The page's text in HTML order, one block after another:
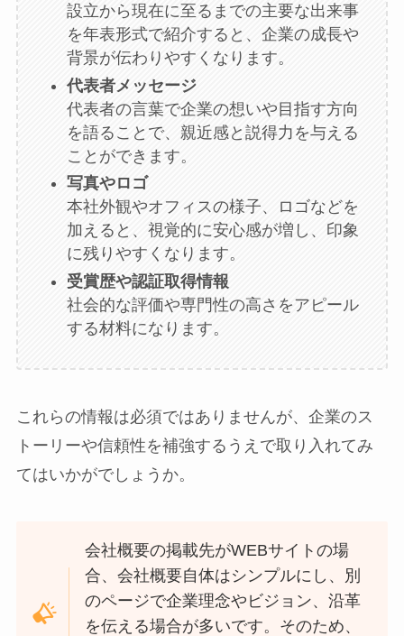
設立から現在に至るまでの主要な出来事
を年表形式で紹介すると、企業の成長や
背景が伝わりやすくなります。
代表者メッセージ
代表者の言葉で企業の想いや目指す方向
を語ることで、親近感と説得力を与える
ことができます。
写真やロゴ
本社外観やオフィスの様子、ロゴなどを
加えると、視覚的に安心感が増し、印象
に残りやすくなります。
受賞歴や認証取得情報
社会的な評価や専門性の高さをアピール
する材料になります。
これらの情報は必須ではありませんが、企業のス
トーリーや信頼性を補強するうえで取り入れてみ
てはいかがでしょうか。
会社概要の掲載先がWEBサイトの場
合、会社概要自体はシンプルにし、別
のページで企業理念やビジョン、沿革
を伝える場合が多いです。そのため、